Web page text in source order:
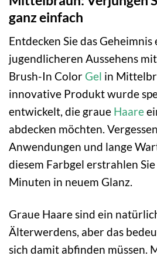
ganz einfach
Entdecken Sie das Geheimnis
jugendlicheren Aussehens
Brush-In Color Gel in
innovative Produkt wurde
entwickelt, die graue Haare
abdecken möchten.
Anwendungen und lange
diesem Farbgel erstrahlen
Minuten in neuem Glanz.
Graue Haare sind ein
Älterwerdens, aber das
sich damit abfinden müssen.